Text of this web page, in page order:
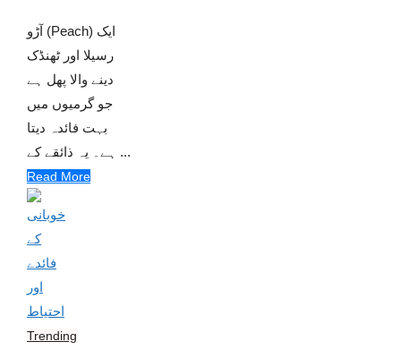
آڑو (Peach) ایک
رسیلا اور ٹھنڈک
دینے والا پھل ہے
جو گرمیوں میں
بہت فائدہ دیتا
ہے۔ یہ ذائقے کے ...
Read More
Trending